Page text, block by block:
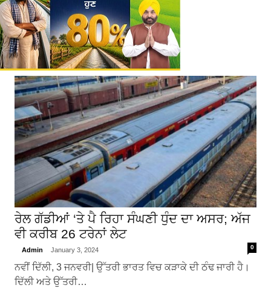
ਰੇਲ ਗੱਡੀਆਂ ‘ਤੇ ਪੈ ਰਿਹਾ ਸੰਘਣੀ ਧੁੰਦ ਦਾ ਅਸਰ; ਅੱਜ
ਵੀ ਕਰੀਬ 26 ਟਰੇਨਾਂ ਲੇਟ
Admin January 3, 2024 0
ਨਵੀਂ ਦਿੱਲੀ, 3 ਜਨਵਰੀ| ਉੱਤਰੀ ਭਾਰਤ ਵਿਚ ਕੜਾਕੇ ਦੀ ਠੰਢ ਜਾਰੀ ਹੈ।
ਦਿੱਲੀ ਅਤੇ ਉੱਤਰੀ…